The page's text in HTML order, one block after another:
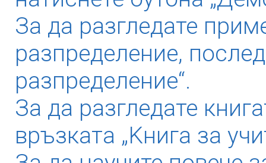
За да разгледате
разпределение,
разпределение“.
За да разгледате
връзката „Kнига за